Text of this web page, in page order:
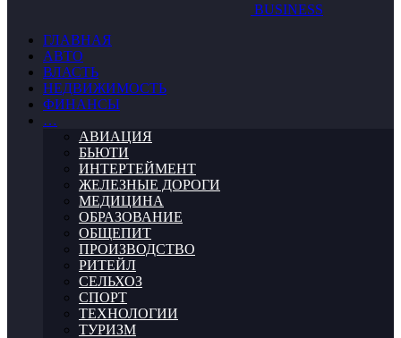
BUSINESS
ГЛАВНАЯ
АВТО
ВЛАСТЬ
НЕДВИЖИМОСТЬ
ФИНАНСЫ
…
АВИАЦИЯ
БЬЮТИ
ИНТЕРТЕЙМЕНТ
ЖЕЛЕЗНЫЕ ДОРОГИ
МЕДИЦИНА
ОБРАЗОВАНИЕ
ОБЩЕПИТ
ПРОИЗВОДСТВО
РИТЕЙЛ
СЕЛЬХОЗ
СПОРТ
ТЕХНОЛОГИИ
ТУРИЗМ